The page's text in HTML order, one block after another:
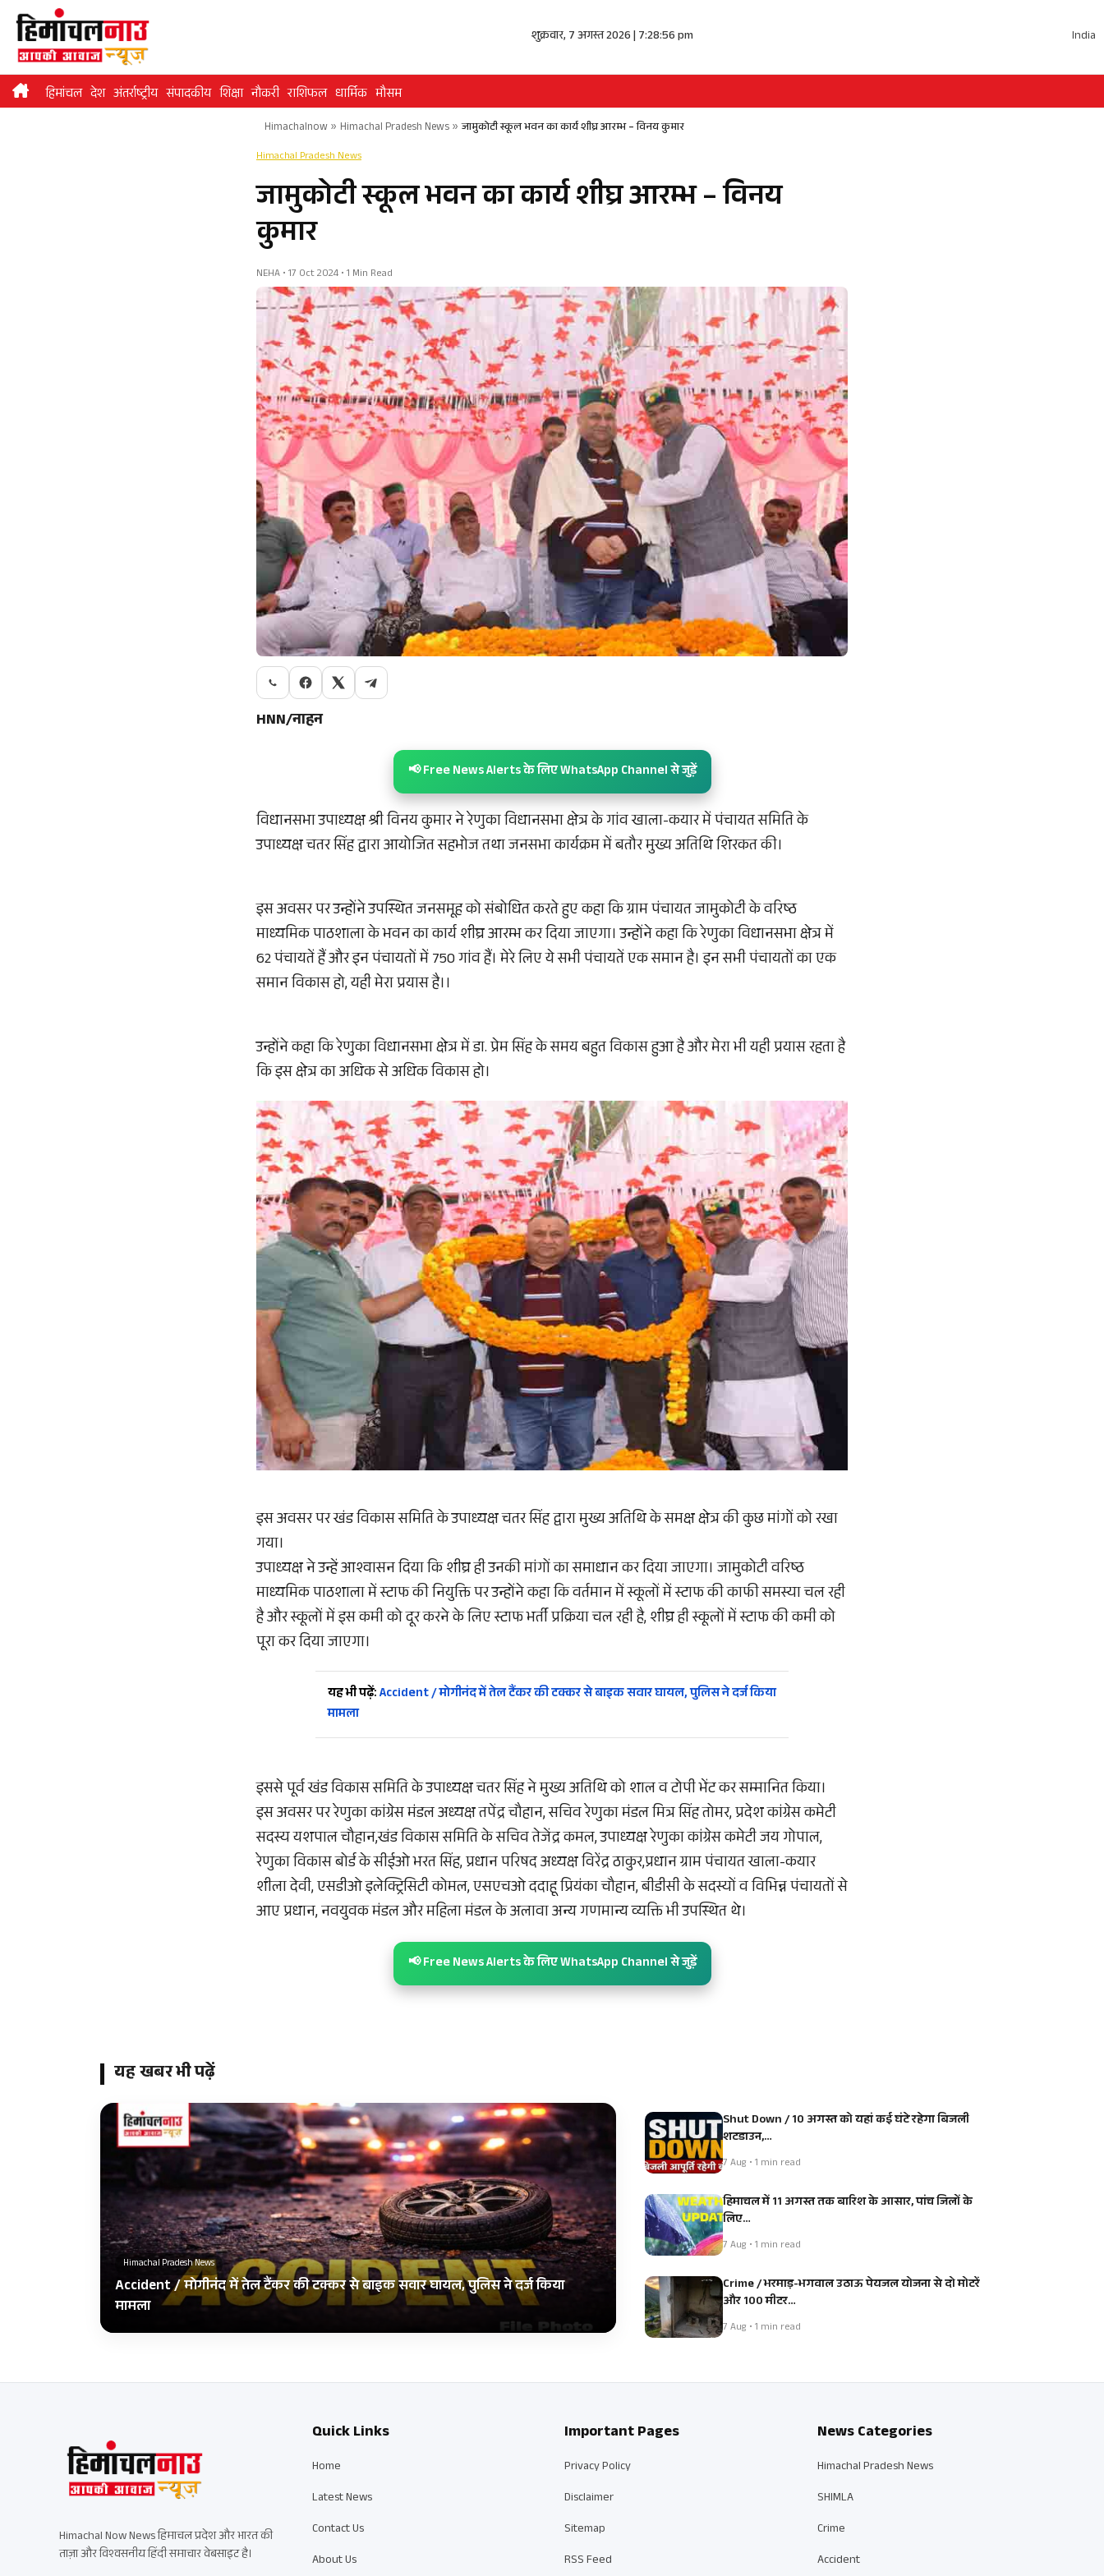
Skip
content
शुक्रवार, 7 अगस्त 2026 | 7:28:57 pm India
हिमांचल देश अंतर्राष्ट्रीय संपादकीय शिक्षा नौकरी राशिफल धार्मिक मौसम
Himachalnow» Himachal Pradesh News» जामुकोटी स्कूल भवन का कार्य शीघ्र आरम्भ – विनय कुमार
Himachal Pradesh News
जामुकोटी स्कूल भवन का कार्य शीघ्र आरम्भ – विनय
कुमार
NEHA • 17 Oct 2024 • 1 Min Read
HNN/नाहन
📢 Free News Alerts के लिए WhatsApp Channel से जुड़ें
विधानसभा उपाध्यक्ष श्री विनय कुमार ने रेणुका विधानसभा क्षेत्र के गांव खाला-कयार में पंचायत समिति के
उपाध्यक्ष चतर सिंह द्वारा आयोजित सहभोज तथा जनसभा कार्यक्रम में बतौर मुख्य अतिथि शिरकत की।
इस अवसर पर उन्होंने उपस्थित जनसमूह को संबोधित करते हुए कहा कि ग्राम पंचायत जामुकोटी के वरिष्ठ
माध्यमिक पाठशाला के भवन का कार्य शीघ्र आरम्भ कर दिया जाएगा। उन्होंने कहा कि रेणुका विधानसभा क्षेत्र में
62 पंचायतें हैं और इन पंचायतों में 750 गांव हैं। मेरे लिए ये सभी पंचायतें एक समान है। इन सभी पंचायतों का एक
समान विकास हो, यही मेरा प्रयास है।।
उन्होंने कहा कि रेणुका विधानसभा क्षेत्र में डा. प्रेम सिंह के समय बहुत विकास हुआ है और मेरा भी यही प्रयास रहता है
कि इस क्षेत्र का अधिक से अधिक विकास हो।
इस अवसर पर खंड विकास समिति के उपाध्यक्ष चतर सिंह द्वारा मुख्य अतिथि के समक्ष क्षेत्र की कुछ मांगों को रखा
गया।
उपाध्यक्ष ने उन्हें आश्वासन दिया कि शीघ्र ही उनकी मांगों का समाधान कर दिया जाएगा। जामुकोटी वरिष्ठ
माध्यमिक पाठशाला में स्टाफ की नियुक्ति पर उन्होंने कहा कि वर्तमान में स्कूलों में स्टाफ की काफी समस्या चल रही
है और स्कूलों में इस कमी को दूर करने के लिए स्टाफ भर्ती प्रक्रिया चल रही है, शीघ्र ही स्कूलों में स्टाफ की कमी को
पूरा कर दिया जाएगा।
यह भी पढ़ें:Accident / मोगीनंद में तेल टैंकर की टक्कर से बाइक सवार घायल, पुलिस ने दर्ज किया
मामला
इससे पूर्व खंड विकास समिति के उपाध्यक्ष चतर सिंह ने मुख्य अतिथि को शाल व टोपी भेंट कर सम्मानित किया।
इस अवसर पर रेणुका कांग्रेस मंडल अध्यक्ष तपेंद्र चौहान, सचिव रेणुका मंडल मित्र सिंह तोमर, प्रदेश कांग्रेस कमेटी
सदस्य यशपाल चौहान,खंड विकास समिति के सचिव तेजेंद्र कमल, उपाध्यक्ष रेणुका कांग्रेस कमेटी जय गोपाल,
रेणुका विकास बोर्ड के सीईओ भरत सिंह, प्रधान परिषद अध्यक्ष विरेंद्र ठाकुर,प्रधान ग्राम पंचायत खाला-कयार
शीला देवी, एसडीओ इलेक्ट्रिसिटी कोमल, एसएचओ ददाहू प्रियंका चौहान, बीडीसी के सदस्यों व विभिन्न पंचायतों से
आए प्रधान, नवयुवक मंडल और महिला मंडल के अलावा अन्य गणमान्य व्यक्ति भी उपस्थित थे।
📢 Free News Alerts के लिए WhatsApp Channel से जुड़ें
यह खबर भी पढ़ें
Himachal Pradesh News
Accident / मोगीनंद में तेल टैंकर की टक्कर से बाइक सवार घायल, पुलिस ने दर्ज किया
मामला
Shut Down / 10 अगस्त को यहां कई घंटे रहेगा बिजली
शटडाउन,…
7 Aug • 1 min read
हिमाचल में 11 अगस्त तक बारिश के आसार, पांच जिलों के
लिए…
7 Aug • 1 min read
Crime / भरमाड़-भगवाल उठाऊ पेयजल योजना से दो मोटरें
और 100 मीटर…
7 Aug • 1 min read
Himachal Now News हिमाचल प्रदेश और भारत की
ताज़ा और विश्वसनीय हिंदी समाचार वेबसाइट है।
Quick Links
Home
Latest News
Contact Us
About Us
Important Pages
Privacy Policy
Disclaimer
Sitemap
RSS Feed
News Categories
Himachal Pradesh News
SHIMLA
Crime
Accident